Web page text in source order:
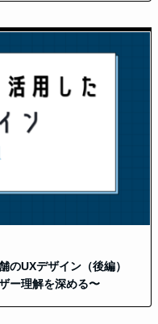
のUXデザイン（後編）
ー理解を深める〜